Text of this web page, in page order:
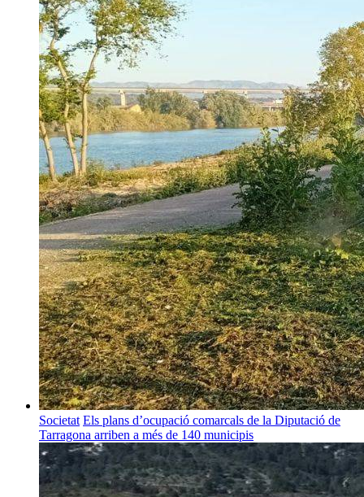
Societat Els plans d’ocupació comarcals de la Diputació de
Tarragona arriben a més de 140 municipis